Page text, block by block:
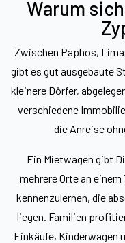
Warum
Zwischen Paphos,
gibt es gut ausgebaute
kleinere Dörfer,
verschiedene
die Anreise
Ein Mietwagen gibt
mehrere Orte an
kennenzulernen, die
liegen. Familien
Einkäufe, Kinderwagen